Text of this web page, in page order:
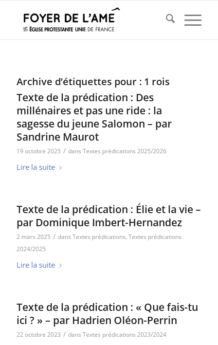
Archive d’étiquettes pour : 1 rois
Texte de la prédication : Des
millénaires et pas une ride : la
sagesse du jeune Salomon – par
Sandrine Maurot
19 octobre 2025 / dans Textes prédications 2025/2026
Lire la suite
Texte de la prédication : Élie et la vie –
par Dominique Imbert-Hernandez
2 mars 2025 / dans Textes prédications, Textes prédications
2024/2025
Lire la suite
Texte de la prédication : « Que fais-tu
ici ? » – par Hadrien Oléon-Perrin
22 octobre 2023 / dans Textes prédications 2023/2024